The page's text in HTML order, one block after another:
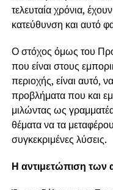
τελευταία χρόνια,
κατεύθυνση και αυτό
Ο στόχος όμως του
που είναι στους
περιοχής, είναι αυτό,
προβλήματα που και
μιλώντας ως
θέματα να τα
συγκεκριμένες λύσεις.
Η αντιμετώπιση